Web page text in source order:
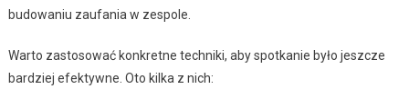
budowaniu zaufania w zespole.
Warto zastosować konkretne techniki, aby spotkanie było jeszcze
bardziej efektywne. Oto kilka z nich: